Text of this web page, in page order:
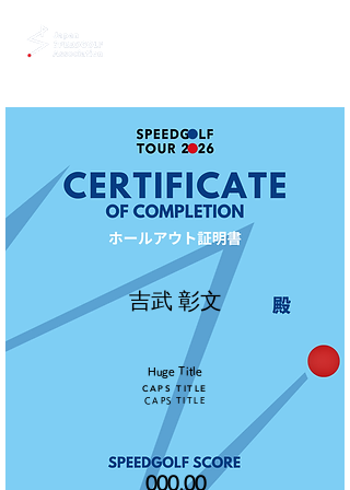
吉武 彰文
Huge Title
CAPS TITLE
CAPS TITLE
000.00